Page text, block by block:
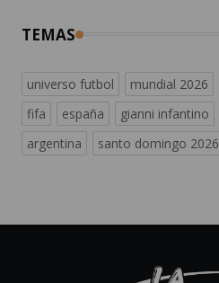
TEMAS
universo futbol mundial 2026
fifa
españa gianni infantino
argentina
santo domingo 2026